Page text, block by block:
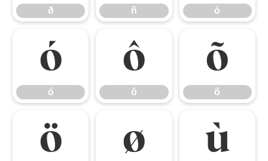
ð ñ ò
ó
ó
ô
ô
õ
õ
ö ø ù